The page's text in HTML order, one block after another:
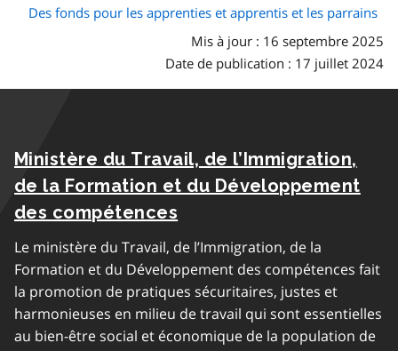
Des fonds pour les apprenties et apprentis et les parrains
Mis à jour : 16 septembre 2025
Date de publication : 17 juillet 2024
Ministère du Travail, de l’Immigration,
de la Formation et du Développement
des compétences
Le ministère du Travail, de l’Immigration, de la
Formation et du Développement des compétences fait
la promotion de pratiques sécuritaires, justes et
harmonieuses en milieu de travail qui sont essentielles
au bien-être social et économique de la population de